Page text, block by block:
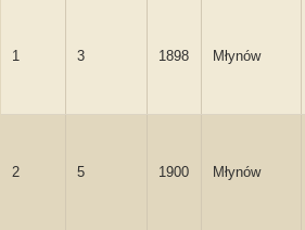
1 3 1898 Młynów
2 5 1900 Młynów